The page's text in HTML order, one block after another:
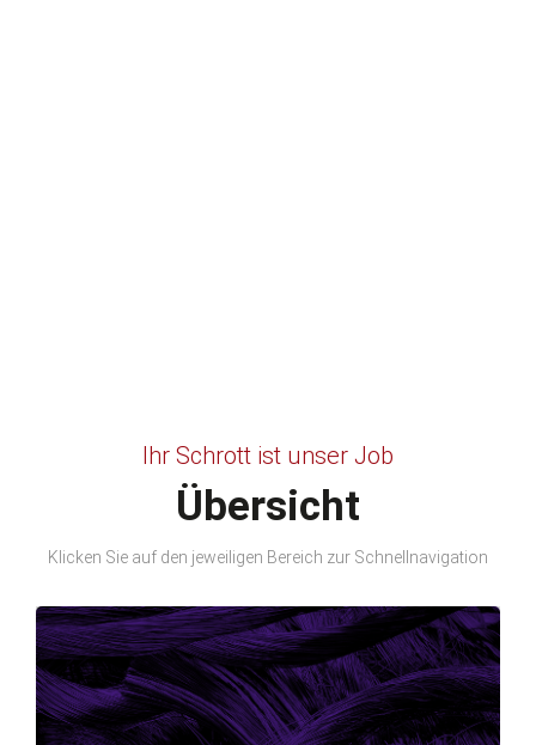
Ihr Schrott ist unser Job
Übersicht
Klicken Sie auf den jeweiligen Bereich zur Schnellnavigation